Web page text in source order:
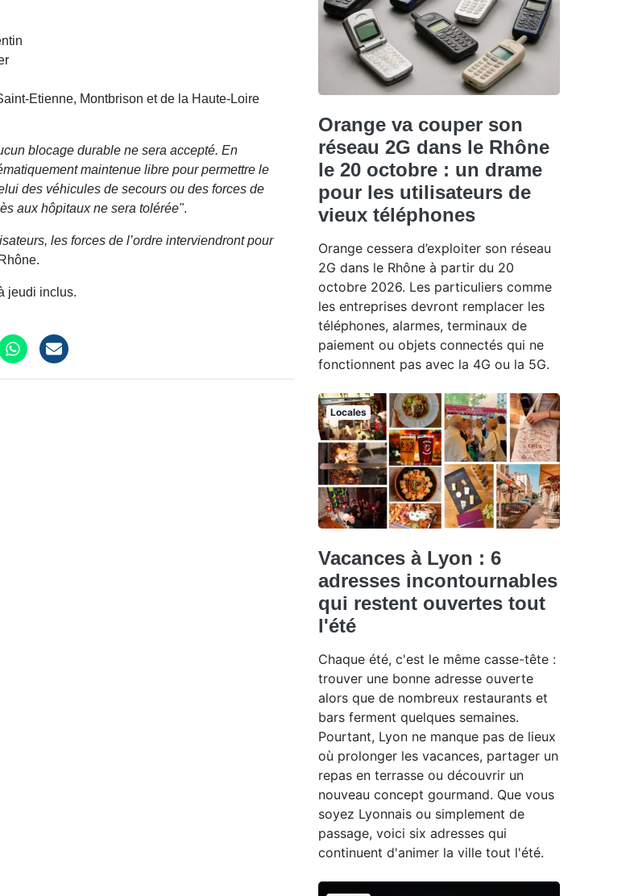
Etienne, Montbrison et de la Haute-Loire
blocage durable ne sera accepté. En
maintenue libre pour permettre le
des véhicules de secours ou des forces de
aux hôpitaux ne sera tolérée".
les forces de l’ordre interviendront pour
jeudi inclus.
Orange va couper son
réseau 2G dans le Rhône
le 20 octobre : un drame
pour les utilisateurs de
vieux téléphones
Orange cessera d’exploiter son réseau
2G dans le Rhône à partir du 20
octobre 2026. Les particuliers comme
les entreprises devront remplacer les
téléphones, alarmes, terminaux de
paiement ou objets connectés qui ne
fonctionnent pas avec la 4G ou la 5G.
Locales
Vacances à Lyon : 6
adresses incontournables
qui restent ouvertes tout
l'été
Chaque été, c'est le même casse-tête :
trouver une bonne adresse ouverte
alors que de nombreux restaurants et
bars ferment quelques semaines.
Pourtant, Lyon ne manque pas de lieux
où prolonger les vacances, partager un
repas en terrasse ou découvrir un
nouveau concept gourmand. Que vous
soyez Lyonnais ou simplement de
passage, voici six adresses qui
continuent d'animer la ville tout l'été.